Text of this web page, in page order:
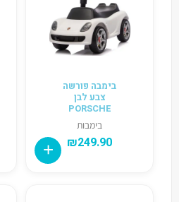
בימבה פורשה
צבע לבן
PORSCHE
בימבות
₪249.90